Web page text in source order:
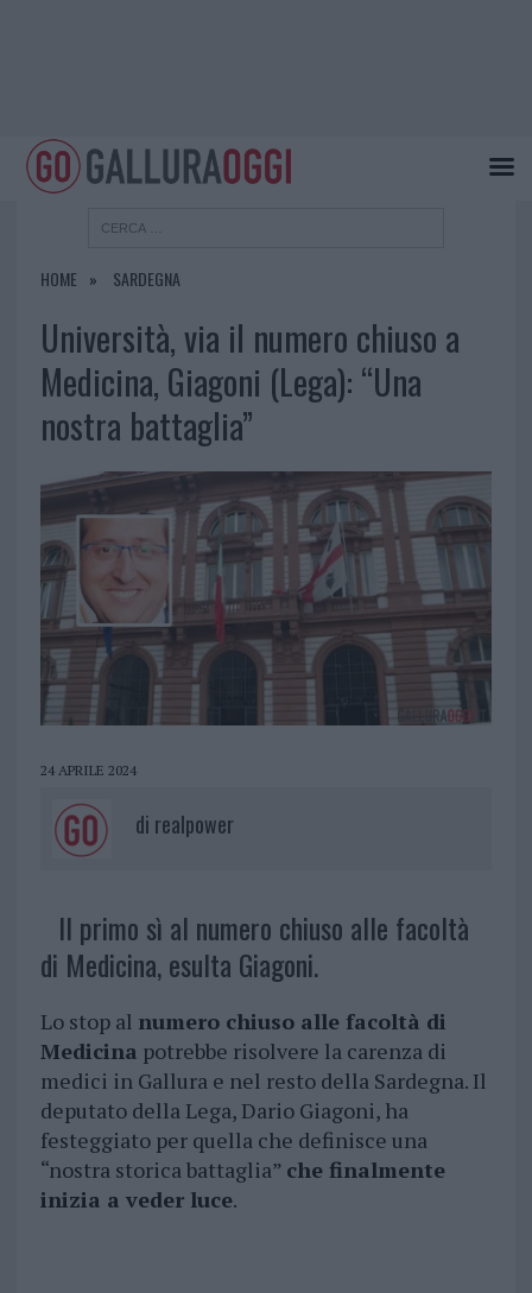
HOME SARDEGNA
Università, via il numero chiuso a
Medicina, Giagoni (Lega): “Una
nostra battaglia”
24 APRILE 2024
di realpower
Il primo sì al numero chiuso alle facoltà
di Medicina, esulta Giagoni.
Lo stop al numero chiuso alle facoltà di
Medicina potrebbe risolvere la carenza di
medici in Gallura e nel resto della Sardegna. Il
deputato della Lega, Dario Giagoni, ha
festeggiato per quella che definisce una
“nostra storica battaglia” che finalmente
inizia a veder luce.